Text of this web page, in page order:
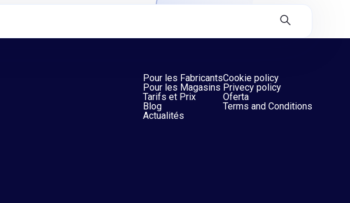
Pour les Fabricants
Pour les Magasins
Tarifs et Prix
Blog
Actualités
Cookie policy
Privecy policy
Oferta
Terms and Conditions